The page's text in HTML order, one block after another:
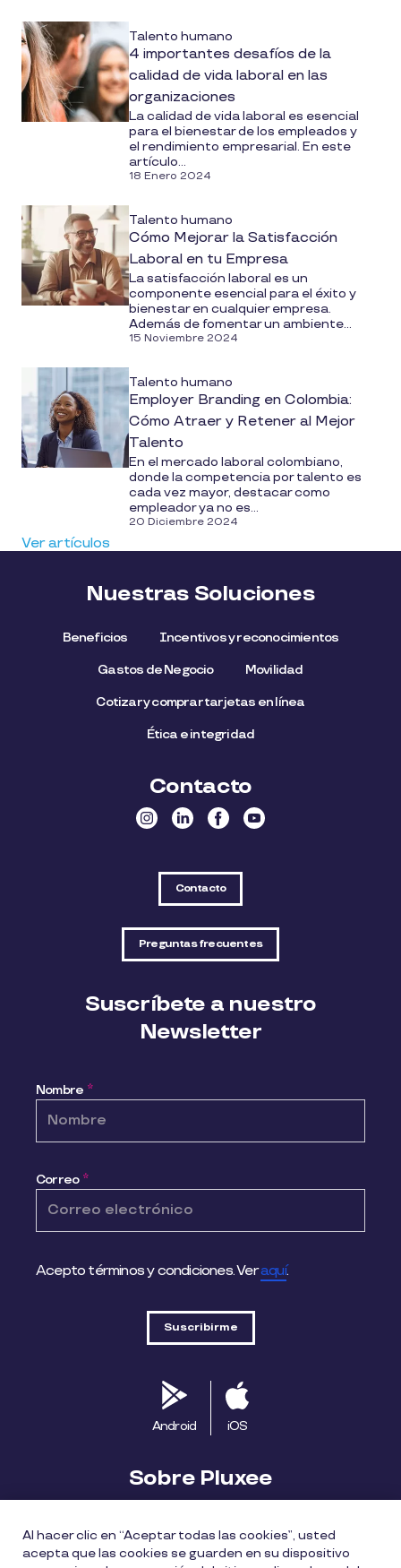
Talento humano
4 importantes desafíos de la
calidad de vida laboral en las
organizaciones
La calidad de vida laboral es esencial
para el bienestar de los empleados y
el rendimiento empresarial. En este
artículo...
18 Enero 2024
Talento humano
Cómo Mejorar la Satisfacción
Laboral en tu Empresa
La satisfacción laboral es un
componente esencial para el éxito y
bienestar en cualquier empresa.
Además de fomentar un ambiente...
15 Noviembre 2024
Talento humano
Employer Branding en Colombia:
Cómo Atraer y Retener al Mejor
Talento
En el mercado laboral colombiano,
donde la competencia por talento es
cada vez mayor, destacar como
empleador ya no es...
20 Diciembre 2024
Ver artículos
Nuestras Soluciones
Beneficios Incentivos y reconocimientos
Gastos de Negocio Movilidad
Cotizar y comprar tarjetas en línea
Ética e integridad
Contacto
Contacto
Preguntas frecuentes
Suscríbete a nuestro
Newsletter
Nombre *
Correo *
Acepto términos y condiciones. Veraquí.
Android iOS
Sobre Pluxee
Mapa del sitio Trabaja con nosotros
Al hacer clic en “Aceptar todas las cookies”, usted
acepta que las cookies se guarden en su dispositivo